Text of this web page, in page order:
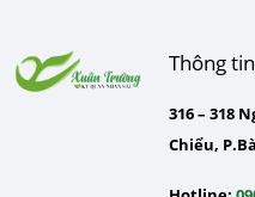
Thông
316 – 318
Chiểu,